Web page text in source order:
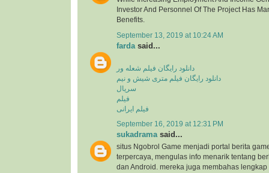
Investor And Personnel Of The Project Has
Benefits.
September 13, 2019 at 10:24 AM
farda said...
دانلود رایگان فیلم شعله ور
دانلود رایگان فیلم متری شیش و نیم
سریال
فیلم
فیلم ایرانی
September 16, 2019 at 12:31 PM
sukadramasaid...
situs Ngobrol Game menjadi portal berita
terpercaya, mengulas info menarik tentang
dan Android. mereka juga membahas lengkap